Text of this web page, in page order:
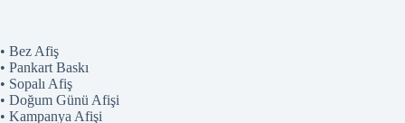
• Bez Afiş
• Pankart Baskı
• Sopalı Afiş
• Doğum Günü Afişi
• Kampanya Afişi